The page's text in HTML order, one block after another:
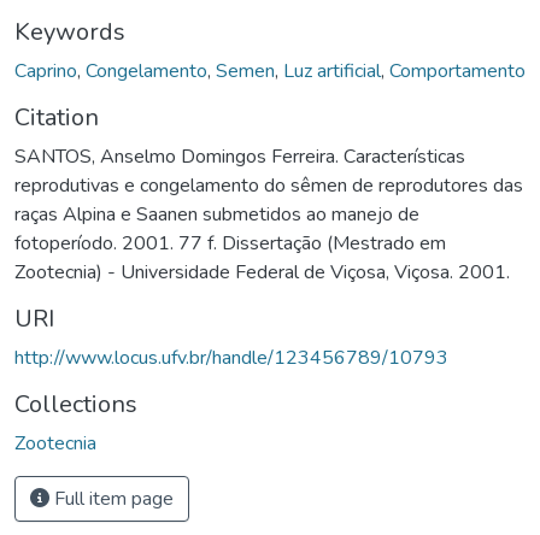
Keywords
Caprino, Congelamento, Semen, Luz artificial, Comportamento
Citation
SANTOS, Anselmo Domingos Ferreira. Características
reprodutivas e congelamento do sêmen de reprodutores das
raças Alpina e Saanen submetidos ao manejo de
fotoperíodo. 2001. 77 f. Dissertação (Mestrado em
Zootecnia) - Universidade Federal de Viçosa, Viçosa. 2001.
URI
http://www.locus.ufv.br/handle/123456789/10793
Collections
Zootecnia
Full item page